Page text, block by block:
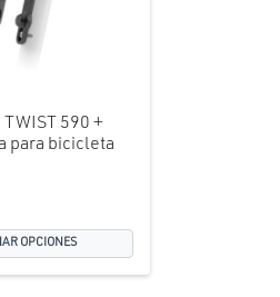
590 +
para bicicleta
OPCIONES